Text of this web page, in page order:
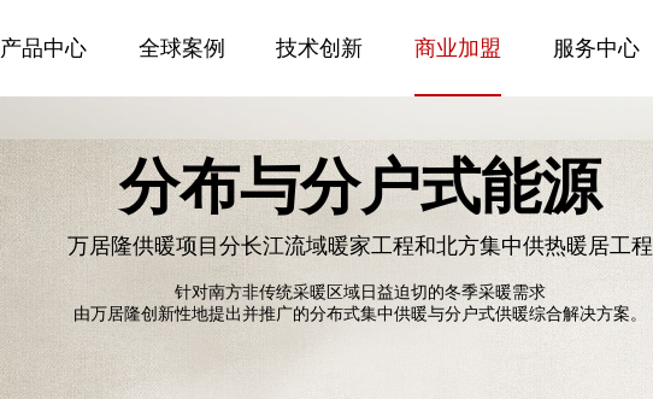
产品中心 全球案例 技术创新 商业加盟 服务中心
分布与分户式能源
万居隆供暖项目分长江流域暖家工程和北方集中供热暖居工程
针对南方非传统采暖区域日益迫切的冬季采暖需求
由万居隆创新性地提出并推广的分布式集中供暖与分户式供暖综合解决方案。